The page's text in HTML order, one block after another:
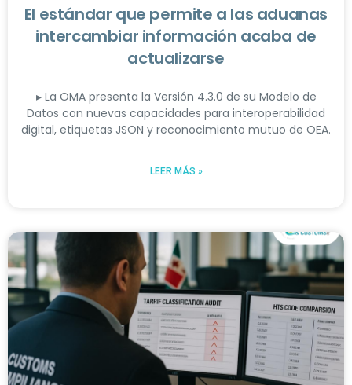
El estándar que permite a las aduanas
intercambiar información acaba de
actualizarse
▸ La OMA presenta la Versión 4.3.0 de su Modelo de
Datos con nuevas capacidades para interoperabilidad
digital, etiquetas JSON y reconocimiento mutuo de OEA.
LEER MÁS »